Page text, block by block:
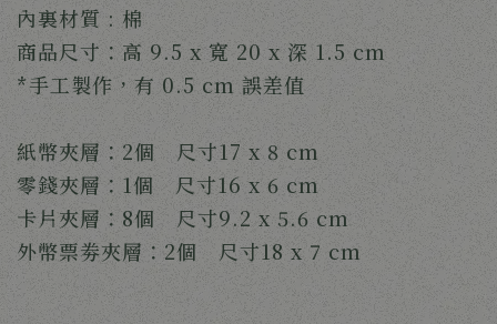
內裏材質 : 棉
商品尺寸：高 9.5 x 寬 20 x 深 1.5 cm
*手工製作，有 0.5 cm 誤差值
紙幣夾層：2個 尺寸17 x 8 cm
零錢夾層：1個 尺寸16 x 6 cm
卡片夾層：8個 尺寸9.2 x 5.6 cm
外幣票劵夾層：2個 尺寸18 x 7 cm